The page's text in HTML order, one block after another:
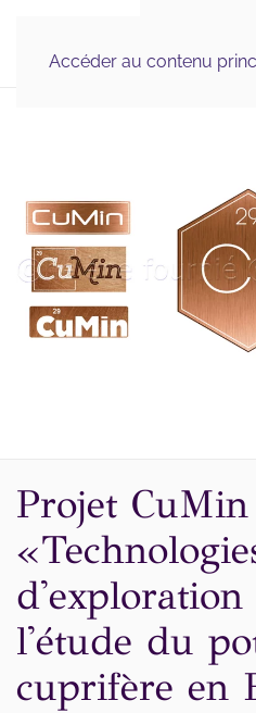
Accéder au contenu
&
Projet
l'étude du
cuprifère en